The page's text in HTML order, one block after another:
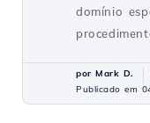
domínio
por Mark D.
Publicado em